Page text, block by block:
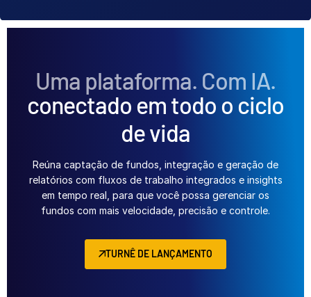
Uma plataforma. Com IA.
conectado em todo o ciclo
de vida
Reúna captação de fundos, integração e geração de
relatórios com fluxos de trabalho integrados e insights
em tempo real, para que você possa gerenciar os
fundos com mais velocidade, precisão e controle.
TURNÊ DE LANÇAMENTO